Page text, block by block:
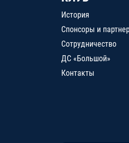
История
Спонсоры и
Сотрудничество
ДС «Большой»
Контакты